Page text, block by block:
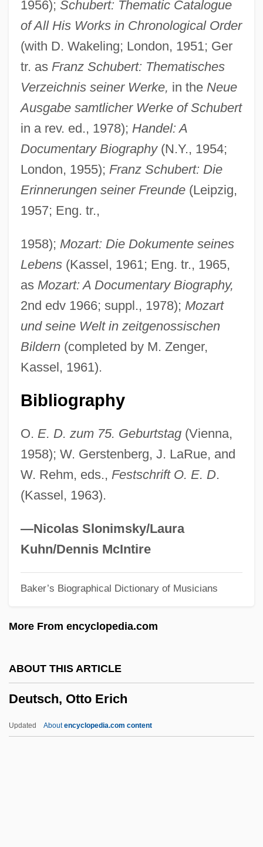
1956); Schubert: Thematic Catalogue
of All His Works in Chronological Order
(with D. Wakeling; London, 1951; Ger
tr. as Franz Schubert: Thematisches
Verzeichnis seiner Werke, in the Neue
Ausgabe samtlicher Werke of Schubert
in a rev. ed., 1978); Handel: A
Documentary Biography(N.Y., 1954;
London, 1955); Franz Schubert: Die
Erinnerungen seiner Freunde(Leipzig,
1957; Eng. tr.,
1958); Mozart: Die Dokumente seines
Lebens(Kassel, 1961; Eng. tr., 1965,
as Mozart: A Documentary Biography,
2nd edv 1966; suppl., 1978); Mozart
und seine Welt in zeitgenossischen
Bildern(completed by M. Zenger,
Kassel, 1961).
Bibliography
O. E. D. zum 75. Geburtstag(Vienna,
1958); W. Gerstenberg, J. LaRue, and
W. Rehm, eds., Festschrift O. E. D.
(Kassel, 1963).
—Nicolas Slonimsky/Laura
Kuhn/Dennis McIntire
Baker’s Biographical Dictionary of Musicians
More From encyclopedia.com
ABOUT THIS ARTICLE
Deutsch, Otto Erich
Updated Aboutencyclopedia.com content
Deutsch, Moritz
Deutsch, Max
Deutsch, Leo
Deutsch, Judah Joel
Deutsch, Israel
Deutsch, Inc.
Deutsch, Ignaz
Deutsch, Helene
Deutsch, Helen (1906–1992)
Deutsch, Gotthard
Deutsch, Felix (1884-1964)
Deutsch, Felix
Deutsch, Ernst
Deutsch, Eliezer ?ayyim Ben Abraham
Deutsch, David Ben Menahem Mendel
Deutsch, Babette